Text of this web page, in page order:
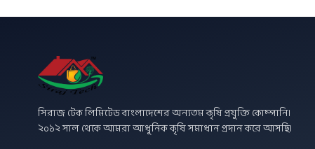
সিরাজ টেক লিমিটেড বাংলাদেশের অন্যতম কৃষি প্রযুক্তি কোম্পানি।
২০১২ সাল থেকে আমরা আধুনিক কৃষি সমাধান প্রদান করে আসছি।